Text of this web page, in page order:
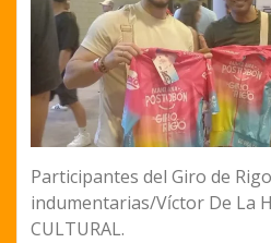
Participantes del Giro de
indumentarias/Víctor De La
CULTURAL.